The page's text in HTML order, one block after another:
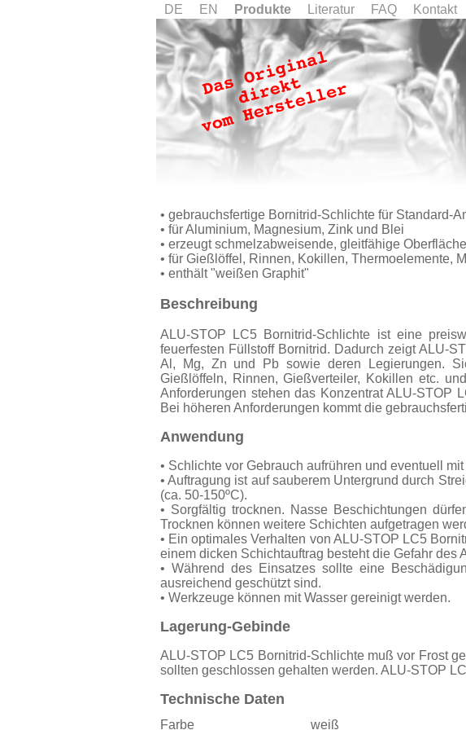
• gebrauchsfertige Bornitrid-Schlichte für Standard-
• für Aluminium, Magnesium, Zink und Blei
• erzeugt schmelzabweisende, gleitfähige
• für Gießlöffel, Rinnen, Kokillen, Thermoelemente,
• enthält "weißen Graphit"
Beschreibung
ALU-STOP LC5 Bornitrid-Schlichte ist eine
feuerfesten Füllstoff Bornitrid. Dadurch zeigt ALU-
Al, Mg, Zn und Pb sowie deren Legierungen.
Gießlöffeln, Rinnen, Gießverteiler, Kokillen etc.
Anforderungen stehen das Konzentrat ALU-STOP
Bei höheren Anforderungen kommt die
Anwendung
• Schlichte vor Gebrauch aufrühren und eventuell
• Auftragung ist auf sauberem Untergrund durch
(ca. 50-150ºC).
• Sorgfältig trocknen. Nasse Beschichtungen
Trocknen können weitere Schichten aufgetragen
• Ein optimales Verhalten von ALU-STOP LC5
einem dicken Schichtauftrag besteht die Gefahr des
• Während des Einsatzes sollte eine
ausreichend geschützt sind.
• Werkzeuge können mit Wasser gereinigt werden.
Lagerung-Gebinde
ALU-STOP LC5 Bornitrid-Schlichte muß vor Frost
sollten geschlossen gehalten werden. ALU-STOP
Technische Daten
Farbe weiß
DE EN Produkte Literatur FAQ Kontakt